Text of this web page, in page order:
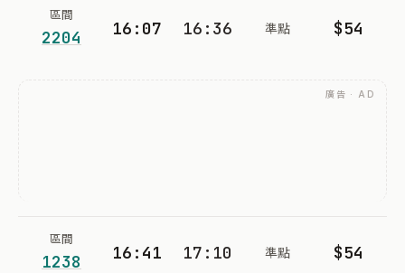
區間
2204 16:07 16:36 準點 $54
廣告 · AD
區間
1238 16:41 17:10 準點 $54